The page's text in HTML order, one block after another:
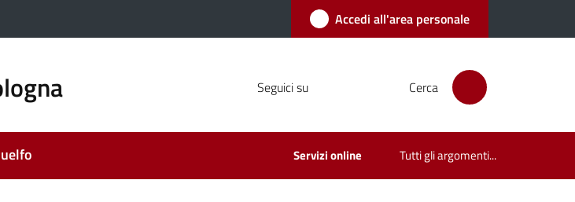
Accedi all'area personale
Seguici su Cerca
Servizi online Tutti gli argomenti...